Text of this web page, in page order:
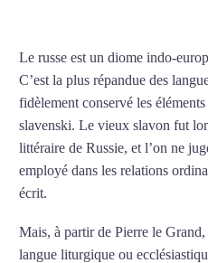
Le russe est un diome indo-
C’est la plus répandue des
fidèlement conservé les
slavenski. Le vieux slavon fut
littéraire de Russie, et l’on ne
employé dans les relations
écrit.
Mais, à partir de Pierre le
langue liturgique ou